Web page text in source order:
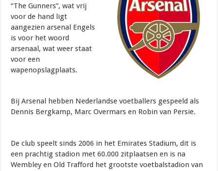
“The Gunners”, wat vrij
voor de hand ligt
aangezien arsenal Engels
is voor het woord
arsenaal, wat weer staat
voor een
wapenopslagplaats.
Bij Arsenal hebben Nederlandse voetballers gespeeld als
Dennis Bergkamp, Marc Overmars en Robin van Persie.
De club speelt sinds 2006 in het Emirates Stadium, dit is
een prachtig stadion met 60.000 zitplaatsen en is na
Wembley en Old Trafford het grootste voetbalstadion van